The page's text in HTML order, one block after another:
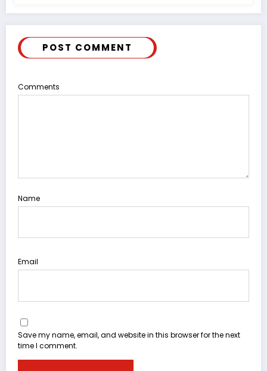
POST COMMENT
Comments
Name
Email
Save my name, email, and website in this browser for the next
time I comment.